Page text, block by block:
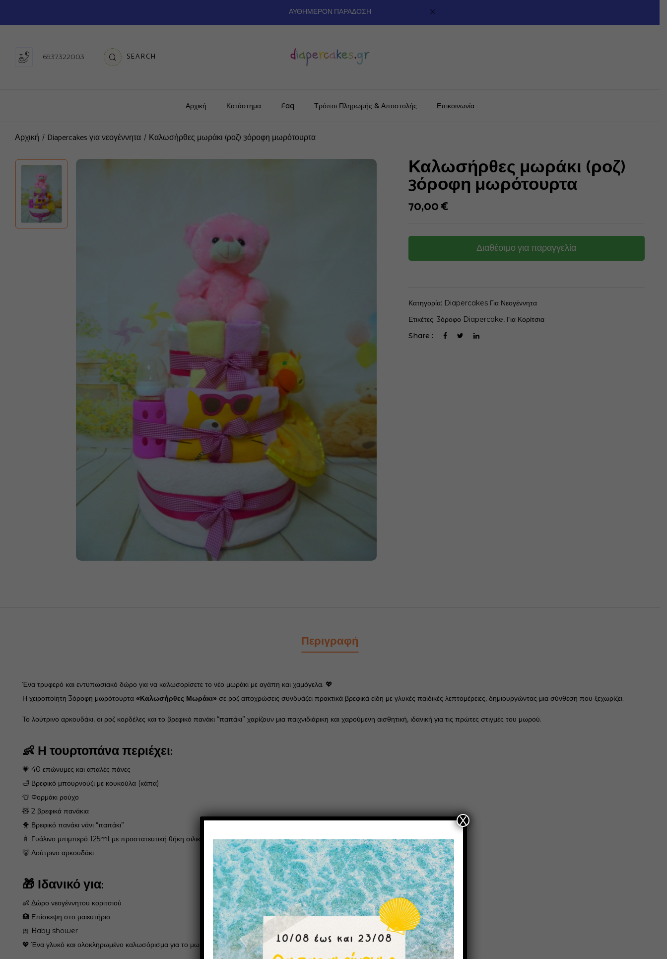
ΑΥΘΗΜΕΡΟΝ ΠΑΡΑΔΟΣΗ
6937322003 SEARCH
Αρχική Κατάστημα Faq Τρόποι Πληρωμής & Αποστολής Επικοινωνία
Αρχική Diapercakes για νεογέννητα Καλωσήρθες μωράκι (ροζ) 3όροφη μωρότουρτα
Καλωσήρθες μωράκι (ροζ)
3όροφη μωρότουρτα
70,00€
Διαθέσιμο για παραγγελία
Κατηγορία: Diapercakes Για Νεογέννητα
Ετικέτες: 3όροφο Diapercake, Για Κορίτσια
Share :
Περιγραφή
Ένα τρυφερό και εντυπωσιακό δώρο για να καλωσορίσετε το νέο μωράκι με αγάπη και χαμόγελα. 💖
Η χειροποίητη 3όροφη μωρότουρτα «Καλωσήρθες Μωράκι» σε ροζ αποχρώσεις συνδυάζει πρακτικά βρεφικά είδη με γλυκές παιδικές λεπτομέρειες, δημιουργώντας μια σύνθεση που ξεχωρίζει.
Το λούτρινο αρκουδάκι, οι ροζ κορδέλες και το βρεφικό πανάκι “παπάκι” χαρίζουν μια παιχνιδιάρικη και χαρούμενη αισθητική, ιδανική για τις πρώτες στιγμές του μωρού.
👶 Η τουρτοπάνα περιέχει:
💗 40 επώνυμες και απαλές πάνες
🛁 Βρεφικό μπουρνούζι με κουκούλα (κάπα)
👕 Φορμάκι ρούχο
🧸 2 βρεφικά πανάκια
🐥 Βρεφικό πανάκι νάνι “παπάκι”
🍼 Γυάλινο μπιμπερό 125ml με προστατευτική θήκη σιλικόνης
🐻 Λούτρινο αρκουδάκι
🎁 Ιδανικό για:
👶 Δώρο νεογέννητου κοριτσιού
🏥 Επίσκεψη στο μαιευτήριο
🎀 Baby shower
💖 Ένα γλυκό και ολοκληρωμένο καλωσόρισμα για το μωρό
X